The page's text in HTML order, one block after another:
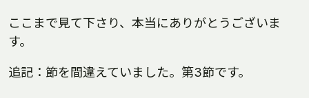
ここまで見て下さり、本当にありがとうございま
す。
追記：節を間違えていました。第3節です。